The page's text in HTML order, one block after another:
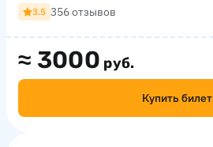
≈ 3000 руб.
Купить билет
3.5 356 отзывов